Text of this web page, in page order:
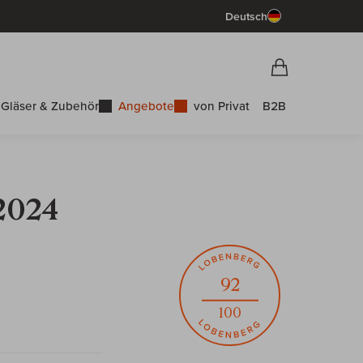
Deutsch
Gläser & Zubehör Angebote von Privat B2B
92
100